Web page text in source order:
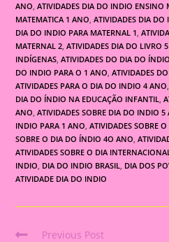
ANO, ATIVIDADES DIA DO INDIO ENSINO
MATEMATICA 1 ANO, ATIVIDADES DIA
DIA DO INDIO PARA MATERNAL 1,
MATERNAL 2, ATIVIDADES DIA DO LIVRO
INDÍGENAS, ATIVIDADES DO DIA DO
DO INDIO PARA O 1 ANO, ATIVIDADES
ATIVIDADES PARA O DIA DO INDIO 4 ANO,
DIA DO ÍNDIO NA EDUCAÇÃO INFANTIL,
ANO, ATIVIDADES SOBRE DIA DO INDIO 5
INDIO PARA 1 ANO, ATIVIDADES SOBRE
SOBRE O DIA DO ÍNDIO 4O ANO,
ATIVIDADES SOBRE O DIA
INDIO, DIA DO INDIO BRASIL, DIA DOS
ATIVIDADE DIA DO INDIO
Read
Previous Post